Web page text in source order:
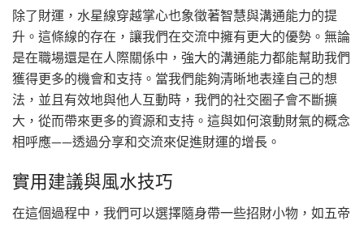
除了財運，水星線穿越掌心也象徵著智慧與溝通能力的提
升。這條線的存在，讓我們在交流中擁有更大的優勢。無論
是在職場還是在人際關係中，強大的溝通能力都能幫助我們
獲得更多的機會和支持。當我們能夠清晰地表達自己的想
法，並且有效地與他人互動時，我們的社交圈子會不斷擴
大，從而帶來更多的資源和支持。這與如何滾動財氣的概念
相呼應——透過分享和交流來促進財運的增長。
實用建議與風水技巧
在這個過程中，我們可以選擇隨身帶一些招財小物，如五帝